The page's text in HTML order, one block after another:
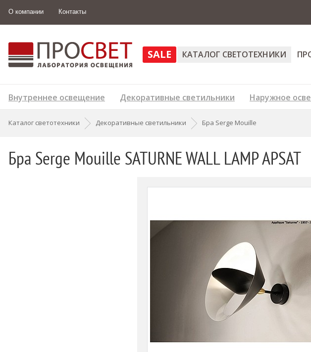
О компании Контакты
SALE КАТАЛОГ СВЕТОТЕХНИКИ
Внутреннее освещение Декоративные светильники Наружное
Каталог светотехники Декоративные светильники Бра Serge Mouille
Бра Serge Mouille SATURNE WALL LAMP APSAT